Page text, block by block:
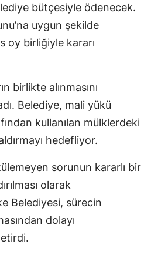
bütçesiyle ödenecek.
uygun şekilde
oy birliğiyle kararı
birlikte alınmasını
Belediye, mali yükü
kullanılan mülklerdeki
hedefliyor.
sorunun kararlı bir
olarak
Belediyesi, sürecin
dolayı